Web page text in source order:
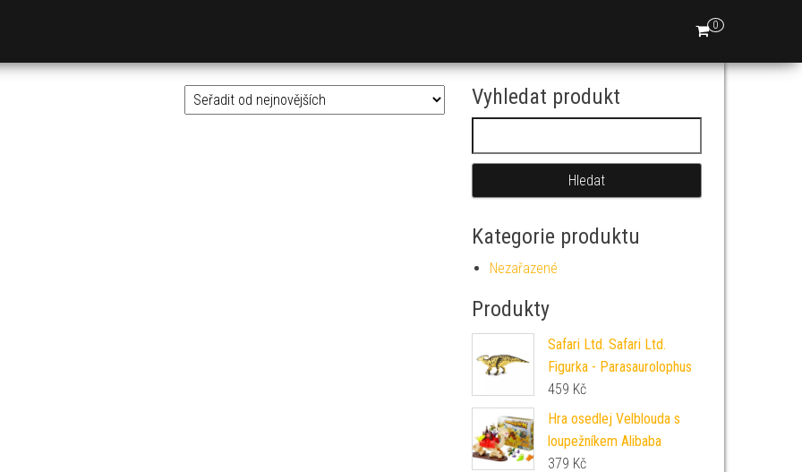
0
Vyhledat produkt
Kategorie produktu
Nezařazené
Produkty
Safari Ltd. Safari Ltd.
Figurka - Parasaurolophus
459 Kč
Hra osedlej Velblouda s
loupežníkem Alibaba
379 Kč